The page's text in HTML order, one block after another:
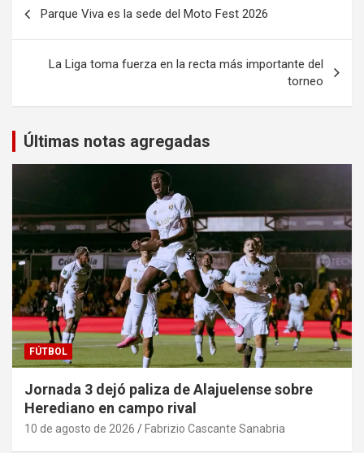
entradas
Parque Viva es la sede del Moto Fest 2026
La Liga toma fuerza en la recta más importante del
torneo
Últimas notas agregadas
FÚTBOL
Jornada 3 dejó paliza de Alajuelense sobre
Herediano en campo rival
10 de agosto de 2026 Fabrizio Cascante Sanabria